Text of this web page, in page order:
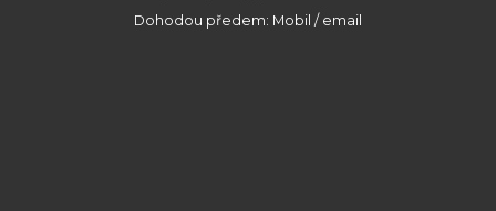
Dohodou předem: Mobil / email